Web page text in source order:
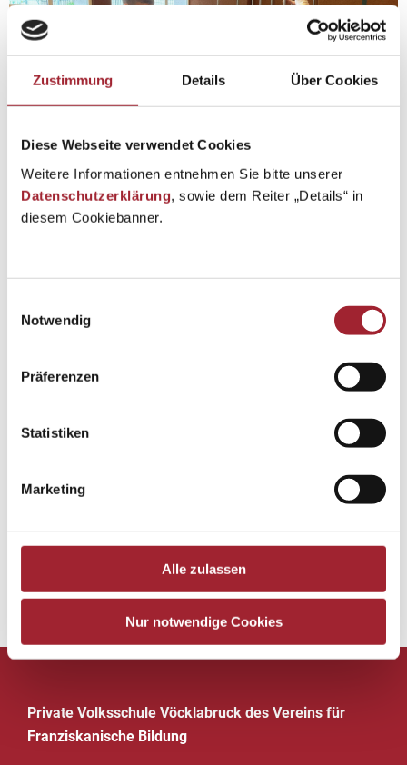
Zustimmung Details Über Cookies
Diese Webseite verwendet Cookies
Weitere Informationen entnehmen Sie bitte unserer
Datenschutzerklärung, sowie dem Reiter „Details“ in
diesem Cookiebanner.
Notwendig
Präferenzen
Statistiken
Marketing
Alle zulassen
Nur notwendige Cookies
Private Volksschule Vöcklabruck des Vereins für
Franziskanische Bildung